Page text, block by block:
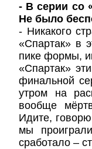
- В серии со
Не было
- Никакого
«Спартак» в
пике формы,
«Спартак»
финальной
утром на
вообще
Идите,
мы
сработало –